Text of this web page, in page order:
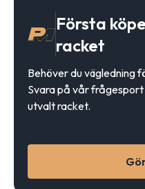
Första
racket
Behöver du vägledning
Svara på vår
utvalt racket.